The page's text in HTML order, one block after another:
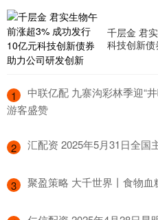
千层金 君
科技创新
1
中联亿配 九寨沟彩林季迎“
游客盛赞
2 汇配资 2025年5月31日全国
3 聚盈策略 大千世界丨食物